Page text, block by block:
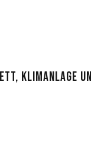
KLIMANLAGE